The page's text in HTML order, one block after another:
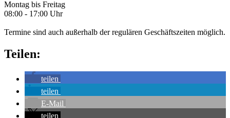
Montag bis Freitag
08:00 - 17:00 Uhr
Termine sind auch außerhalb der regulären Geschäftszeiten möglich.
Teilen:
teilen
teilen
E-Mail
teilen